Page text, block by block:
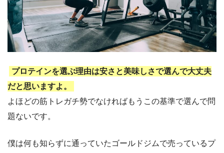
プロテインを選ぶ理由は安さと美味しさで選んで大丈夫
だと思いますよ。
よほどの筋トレガチ勢でなければもうこの基準で選んで問
題ないです。
僕は何も知らずに通っていたゴールドジムで売っているプ